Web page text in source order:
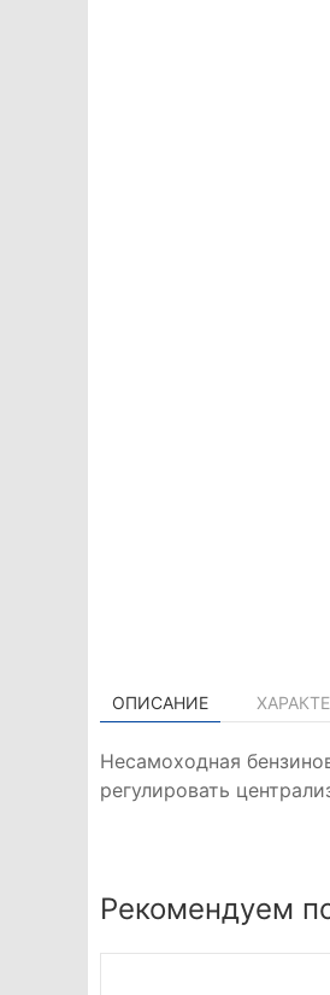
ОПИСАНИЕ
Несамоходная
регулировать
Рекомендуем